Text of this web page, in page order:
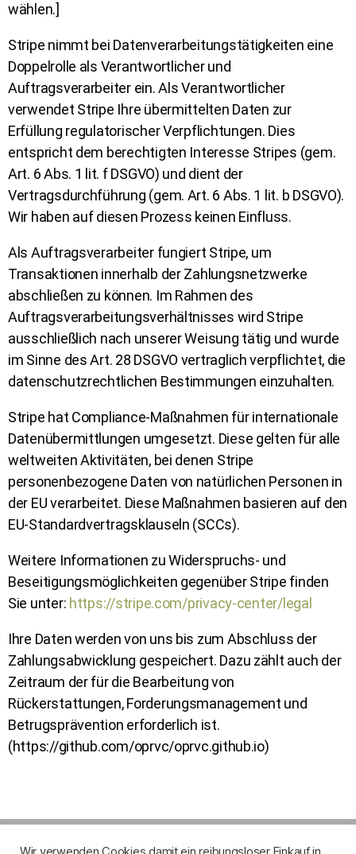
wählen.]
Stripe nimmt bei Datenverarbeitungstätigkeiten eine
Doppelrolle als Verantwortlicher und
Auftragsverarbeiter ein. Als Verantwortlicher
verwendet Stripe Ihre übermittelten Daten zur
Erfüllung regulatorischer Verpflichtungen. Dies
entspricht dem berechtigten Interesse Stripes (gem.
Art. 6 Abs. 1 lit. f DSGVO) und dient der
Vertragsdurchführung (gem. Art. 6 Abs. 1 lit. b DSGVO).
Wir haben auf diesen Prozess keinen Einfluss.
Als Auftragsverarbeiter fungiert Stripe, um
Transaktionen innerhalb der Zahlungsnetzwerke
abschließen zu können. Im Rahmen des
Auftragsverarbeitungsverhältnisses wird Stripe
ausschließlich nach unserer Weisung tätig und wurde
im Sinne des Art. 28 DSGVO vertraglich verpflichtet, die
datenschutzrechtlichen Bestimmungen einzuhalten.
Stripe hat Compliance-Maßnahmen für internationale
Datenübermittlungen umgesetzt. Diese gelten für alle
weltweiten Aktivitäten, bei denen Stripe
personenbezogene Daten von natürlichen Personen in
der EU verarbeitet. Diese Maßnahmen basieren auf den
EU-Standardvertragsklauseln (SCCs).
Weitere Informationen zu Widerspruchs- und
Beseitigungsmöglichkeiten gegenüber Stripe finden
Sie unter: https://stripe.com/privacy-center/legal
Ihre Daten werden von uns bis zum Abschluss der
Zahlungsabwicklung gespeichert. Dazu zählt auch der
Zeitraum der für die Bearbeitung von
Rückerstattungen, Forderungsmanagement und
Betrugsprävention erforderlich ist.
(https://github.com/oprvc/oprvc.github.io)